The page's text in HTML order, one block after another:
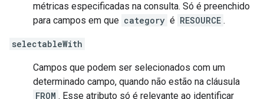
métricas especificadas na consulta. Só é preenchido
para campos em que category é RESOURCE .
selectableWith
Campos que podem ser selecionados com um
determinado campo, quando não estão na cláusula
FROM . Esse atributo só é relevante ao identificar